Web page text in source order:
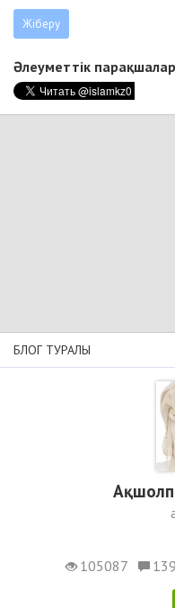
Әлеуметтік
БЛОГ ТУРАЛЫ
105087
139